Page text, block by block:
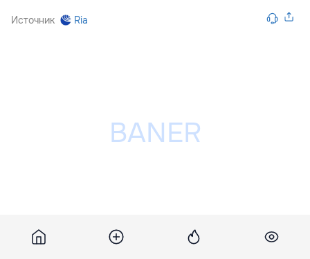
Источник Ria
Разместить рекламу на сайте